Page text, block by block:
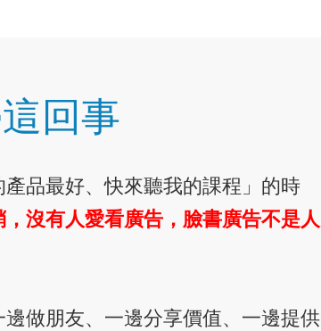
回事
品最好、快來聽我的課程」的時
沒有人愛看廣告，臉書廣告不是人
邊做朋友、一邊分享價值、一邊提供